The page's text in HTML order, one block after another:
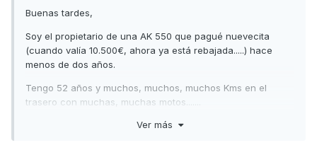
Buenas tardes,
Soy el propietario de una AK 550 que pagué nuevecita
(cuando valía 10.500€, ahora ya está rebajada.....) hace
menos de dos años.
Tengo 52 años y muchos, muchos, muchos Kms en el
trasero con muchas, muchas motos.......
Os cuento que tras 20 meses de uso he tenido que usar la
Ver más